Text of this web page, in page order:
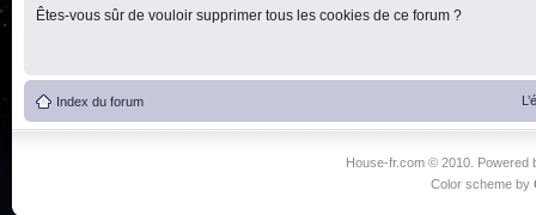
Êtes-vous sûr de vouloir supprimer tous les cookies de ce forum ?
Index du forum
House-fr.com © 2010. Powered
Color scheme by